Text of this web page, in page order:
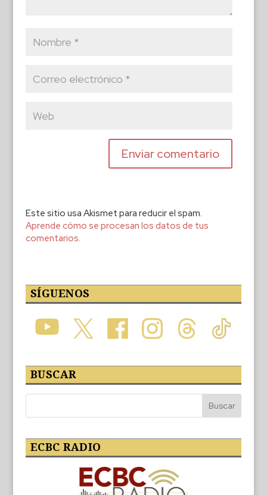
Este sitio usa Akismet para reducir el spam.
Aprende cómo se procesan los datos de tus
comentarios.
SÍGUENOS
BUSCAR
ECBC RADIO